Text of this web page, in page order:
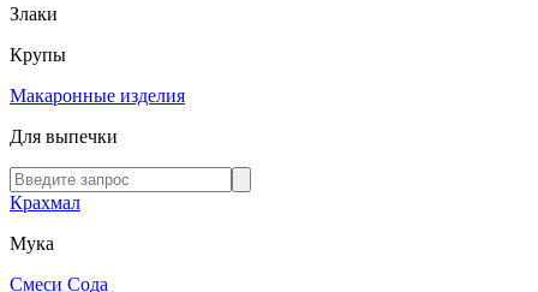
Злаки
Крупы
Макаронные изделия
Для выпечки
Крахмал
Мука
Смеси Сода